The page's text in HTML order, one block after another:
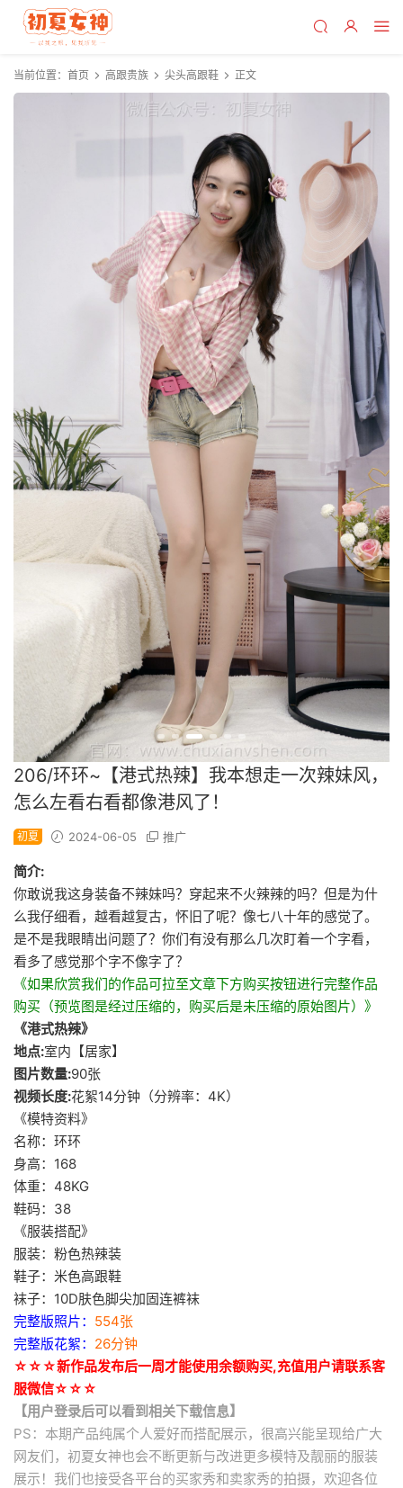
当前位置： 首页 高跟贵族 尖头高跟鞋 正文
206/环环~【港式热辣】我本想走一次辣妹风，
怎么左看右看都像港风了！
初夏 2024-06-05 推广
简介:
你敢说我这身装备不辣妹吗？穿起来不火辣辣的吗？但是为什
么我仔细看，越看越复古，怀旧了呢？像七八十年的感觉了。
是不是我眼睛出问题了？你们有没有那么几次盯着一个字看，
看多了感觉那个字不像字了？
《如果欣赏我们的作品可拉至文章下方购买按钮进行完整作品
购买（预览图是经过压缩的，购买后是未压缩的原始图片）》
《港式热辣》
地点:室内【居家】
图片数量:90张
视频长度:花絮14分钟（分辨率：4K）
《模特资料》
名称：环环
身高：168
体重：48KG
鞋码：38
《服装搭配》
服装：粉色热辣装
鞋子：米色高跟鞋
袜子：10D肤色脚尖加固连裤袜
完整版照片： 554张
完整版花絮： 26分钟
☆☆☆新作品发布后一周才能使用余额购买,充值用户请联系客
服微信☆☆☆
【用户登录后可以看到相关下载信息】
PS：本期产品纯属个人爱好而搭配展示，很高兴能呈现给广大
网友们，初夏女神也会不断更新与改进更多模特及靓丽的服装
展示！我们也接受各平台的买家秀和卖家秀的拍摄，欢迎各位